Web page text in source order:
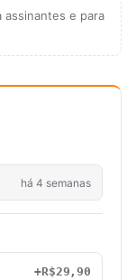
assinantes e para
há 4 semanas
+R$29,90